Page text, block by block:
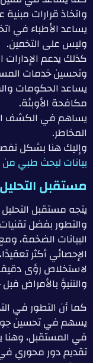
واتخاذ قرارات مبنية
يساعد الأطباء في
وليس على التخمين.
كذلك يدعم
وتحسين خدمات
يساعد الحكومات
مكافحة الأوبئة.
يساهم في الكشف
المخاطر.
وإليك هنا بشكل
بيانات لبحث طبي من
مستقبل
يتجه مستقبل
والتطور بفضل
البيانات الضخمة،
الإحصائي أكثر
لاستخلاص رؤى
والتنبؤ بالأمراض
كما أن التطور في
يسهم في تحسين
في المستقبل، وهنا
تقديم دور محوري في